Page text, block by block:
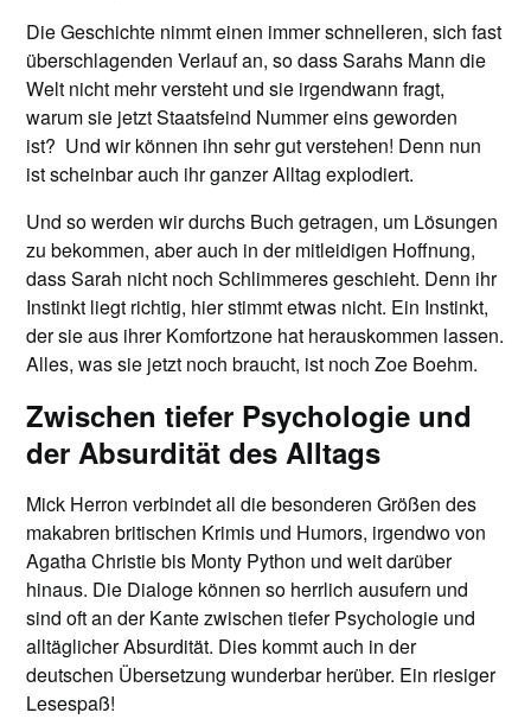
Die Geschichte nimmt einen immer schnelleren, sich fast
überschlagenden Verlauf an, so dass Sarahs Mann die
Welt nicht mehr versteht und sie irgendwann fragt,
warum sie jetzt Staatsfeind Nummer eins geworden
ist? Und wir können ihn sehr gut verstehen! Denn nun
ist scheinbar auch ihr ganzer Alltag explodiert.
Und so werden wir durchs Buch getragen, um Lösungen
zu bekommen, aber auch in der mitleidigen Hoffnung,
dass Sarah nicht noch Schlimmeres geschieht. Denn ihr
Instinkt liegt richtig, hier stimmt etwas nicht. Ein Instinkt,
der sie aus ihrer Komfortzone hat herauskommen lassen.
Alles, was sie jetzt noch braucht, ist noch Zoe Boehm.
Zwischen tiefer Psychologie und
der Absurdität des Alltags
Mick Herron verbindet all die besonderen Größen des
makabren britischen Krimis und Humors, irgendwo von
Agatha Christie bis Monty Python und weit darüber
hinaus. Die Dialoge können so herrlich ausufern und
sind oft an der Kante zwischen tiefer Psychologie und
alltäglicher Absurdität. Dies kommt auch in der
deutschen Übersetzung wunderbar herüber. Ein riesiger
Lesespaß!